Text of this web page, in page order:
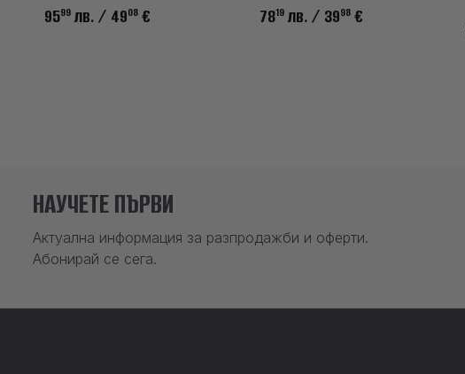
9599 лв./ 4908 € 7819лв./ 3998€
НАУЧЕТЕ ПЪРВИ
Актуална информация за разпродажби и оферти.
Абонирай се сега.